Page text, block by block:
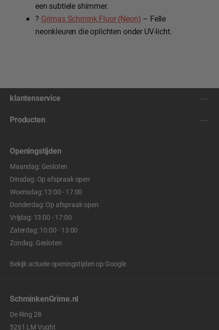
een subtiele shimmer.
? Grimas Schmink Fluor (Neon) – Felle
neonkleuren die oplichten onder UV-licht.
klantenservice
Producten
Openingstijden
Maandag: Gesloten
Dinsdag: Op afspraak open
Woensdag: 13:00 - 17:00
Donderdag: Op afspraak open
Vrijdag: 13:00 - 17:00
Zaterdag: 10:00 - 13:00
Zondag: Gesloten
Bekijk actuele openingstijden op Google
SchminkenGrime.nl
De Ring 28
5261 LM Vught